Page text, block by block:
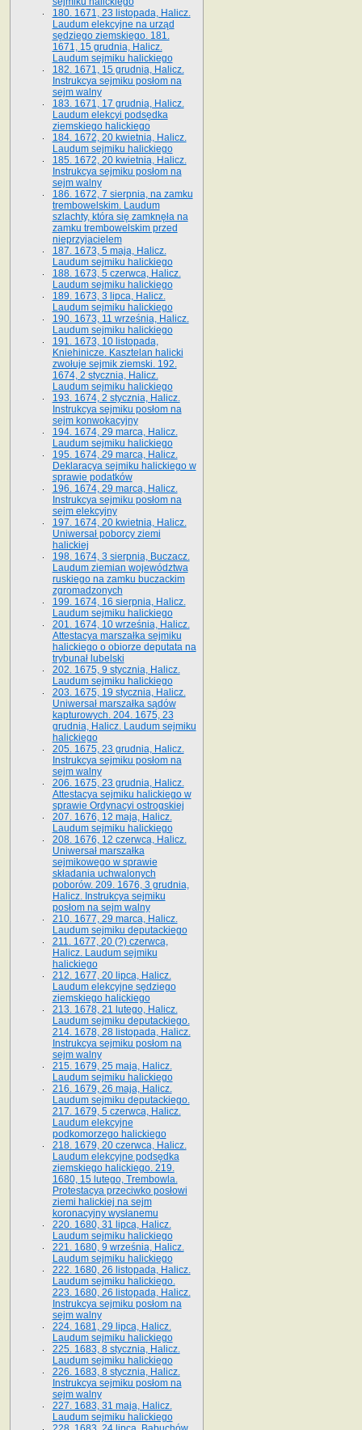
180. 1671, 23 listopada, Halicz.
Laudum elekcyjne na urząd
sędziego ziemskiego. 181.
1671, 15 grudnia, Halicz.
Laudum sejmiku halickiego
182. 1671, 15 grudnia, Halicz.
Instrukcya sejmiku posłom na
sejm walny
183. 1671, 17 grudnia, Halicz.
Laudum elekcyi podsędka
ziemskiego halickiego
184. 1672, 20 kwietnia, Halicz.
Laudum sejmiku halickiego
185. 1672, 20 kwietnia, Halicz.
Instrukcya sejmiku posłom na
sejm walny
186. 1672, 7 sierpnia, na zamku
trembowelskim. Laudum
szlachty, która się zamknęła na
zamku trembowelskim przed
nieprzyjacielem
187. 1673, 5 maja, Halicz.
Laudum sejmiku halickiego
188. 1673, 5 czerwca, Halicz.
Laudum sejmiku halickiego
189. 1673, 3 lipca, Halicz.
Laudum sejmiku halickiego
190. 1673, 11 września, Halicz.
Laudum sejmiku halickiego
191. 1673, 10 listopada,
Kniehinicze. Kasztelan halicki
zwołuje sejmik ziemski. 192.
1674, 2 stycznia, Halicz.
Laudum sejmiku halickiego
193. 1674, 2 stycznia, Halicz.
Instrukcya sejmiku posłom na
sejm konwokacyjny
194. 1674, 29 marca, Halicz.
Laudum sejmiku halickiego
195. 1674, 29 marca, Halicz.
Deklaracya sejmiku halickiego w
sprawie podatków
196. 1674, 29 marca, Halicz.
Instrukcya sejmiku posłom na
sejm elekcyjny
197. 1674, 20 kwietnia, Halicz.
Uniwersał poborcy ziemi
halickiej
198. 1674, 3 sierpnia, Buczacz.
Laudum ziemian województwa
ruskiego na zamku buczackim
zgromadzonych
199. 1674, 16 sierpnia, Halicz.
Laudum sejmiku halickiego
201. 1674, 10 września, Halicz.
Attestacya marszałka sejmiku
halickiego o obiorze deputata na
trybunał lubelski
202. 1675, 9 stycznia, Halicz.
Laudum sejmiku halickiego
203. 1675, 19 stycznia, Halicz.
Uniwersał marszałka sądów
kapturowych. 204. 1675, 23
grudnia, Halicz. Laudum sejmiku
halickiego
205. 1675, 23 grudnia, Halicz.
Instrukcya sejmiku posłom na
sejm walny
206. 1675, 23 grudnia, Halicz.
Attestacya sejmiku halickiego w
sprawie Ordynacyi ostrogskiej
207. 1676, 12 maja, Halicz.
Laudum sejmiku halickiego
208. 1676, 12 czerwca, Halicz.
Uniwersał marszałka
sejmikowego w sprawie
składania uchwalonych
poborów. 209. 1676, 3 grudnia,
Halicz. Instrukcya sejmiku
posłom na sejm walny
210. 1677, 29 marca, Halicz.
Laudum sejmiku deputackiego
211. 1677, 20 (?) czerwca,
Halicz. Laudum sejmiku
halickiego
212. 1677, 20 lipca, Halicz.
Laudum elekcyjne sędziego
ziemskiego halickiego
213. 1678, 21 lutego, Halicz.
Laudum sejmiku deputackiego.
214. 1678, 28 listopada, Halicz.
Instrukcya sejmiku posłom na
sejm walny
215. 1679, 25 maja, Halicz.
Laudum sejmiku halickiego
216. 1679, 26 maja, Halicz.
Laudum sejmiku deputackiego.
217. 1679, 5 czerwca, Halicz.
Laudum elekcyjne
podkomorzego halickiego
218. 1679, 20 czerwca, Halicz.
Laudum elekcyjne podsędka
ziemskiego halickiego. 219.
1680, 15 lutego, Trembowla.
Protestacya przeciwko posłowi
ziemi halickiej na sejm
koronacyjny wysłanemu
220. 1680, 31 lipca, Halicz.
Laudum sejmiku halickiego
221. 1680, 9 września, Halicz.
Laudum sejmiku halickiego
222. 1680, 26 listopada, Halicz.
Laudum sejmiku halickiego.
223. 1680, 26 listopada, Halicz.
Instrukcya sejmiku posłom na
sejm walny
224. 1681, 29 lipca, Halicz.
Laudum sejmiku halickiego
225. 1683, 8 stycznia, Halicz.
Laudum sejmiku halickiego
226. 1683, 8 stycznia, Halicz.
Instrukcya sejmiku posłom na
sejm walny
227. 1683, 31 maja, Halicz.
Laudum sejmiku halickiego